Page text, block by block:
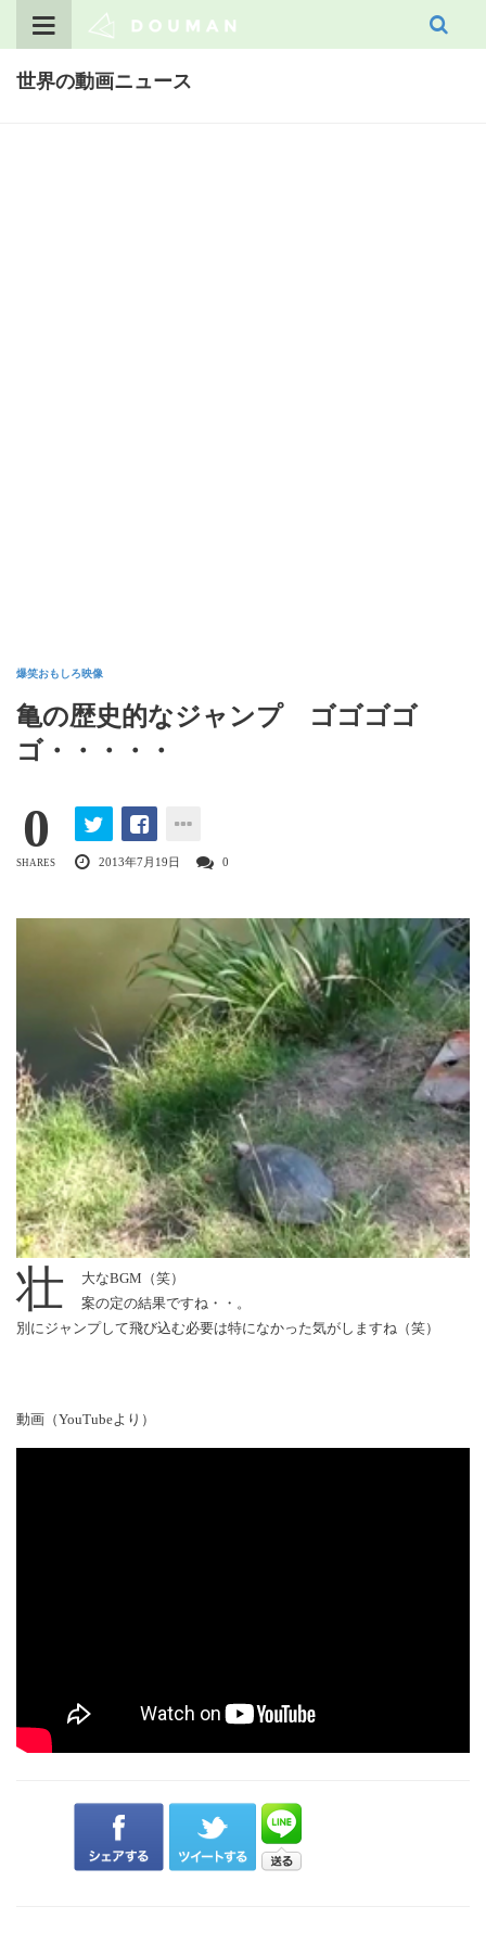
世界の動画ニュース
爆笑おもしろ映像
亀の歴史的なジャンプ ゴゴゴゴ
ゴ・・・・・
0
SHARES 2013年7月19日 0
壮
大なBGM（笑）
案の定の結果ですね・・。
別にジャンプして飛び込む必要は特になかった気がしますね（笑）
動画（YouTubeより）